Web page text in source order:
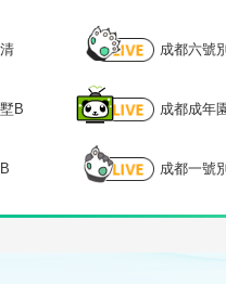
成都六號
B 成都成年
成都一號